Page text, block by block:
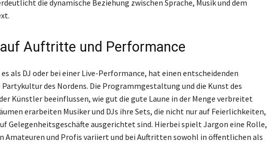
die dynamische Beziehung zwischen Sprache, Musik und dem
Auftritte und Performance
als DJ oder bei einer Live-Performance, hat einen entscheidenden
Partykultur des Nordens. Die Programmgestaltung und die Kunst des
Künstler beeinflussen, wie gut die gute Laune in der Menge verbreitet
erarbeiten Musiker und DJs ihre Sets, die nicht nur auf Feierlichkeiten,
Gelegenheitsgeschäfte ausgerichtet sind. Hierbei spielt Jargon eine Rolle,
Amateuren und Profis variiert und bei Auftritten sowohl in öffentlichen als